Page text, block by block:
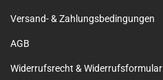
Versand- & Zahlungsbedingungen
AGB
Widerrufsrecht & Widerrufsformular